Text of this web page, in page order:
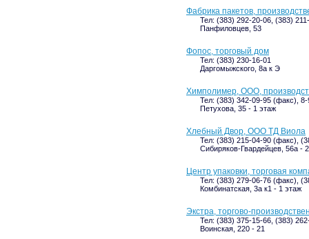
Фабрика пакетов,
Тел: (383) 292-20-06, (383)
Панфиловцев, 53
Фопос, торговый дом
Тел: (383) 230-16-01
Даргомыжского, 8а к Э
Химполимер, ООО,
Тел: (383) 342-09-95 (факс),
Петухова, 35 - 1 этаж
Хлебный Двор, ООО ТД Виола
Тел: (383) 215-04-90 (факс),
Сибиряков-Гвардейцев, 56а -
Центр упаковки, торговая
Тел: (383) 279-06-76 (факс),
Комбинатская, 3а к1 - 1 этаж
Экстра, торгово-
Тел: (383) 375-15-66, (383)
Воинская, 220 - 21